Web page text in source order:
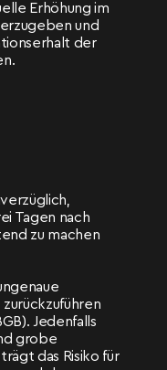
Erhöhung im
und
der
Tagen nach
zu machen
Jedenfalls
grobe
das Risiko für